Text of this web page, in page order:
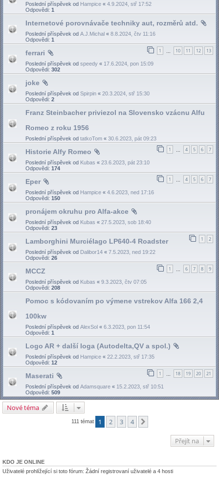
Poslední příspěvek od Hampice « 4.9.2024, stř 17:52
Odpovědi: 1
Internetové porovnávače techniky aut, rozměrů atd.
Poslední příspěvek od A.J.Michal « 8.8.2024, čtv 11:16
Odpovědi: 1
1 10 11 12 13
ferrari
Poslední příspěvek od speedy « 17.6.2024, pon 15:09
Odpovědi: 302
joke
Poslední příspěvek od Spirpin « 20.3.2024, stř 15:30
Odpovědi: 2
Franz Steinbacher priviezol na Slovensko vzácnu Alfu
Romeo z roku 1956
Poslední příspěvek od tatkoTom « 30.6.2023, pát 09:23
1 4 5 6 7
Historie Alfy Romeo
Poslední příspěvek od Kubas « 23.6.2023, pát 23:10
Odpovědi: 174
1 4 5 6 7
Eper
Poslední příspěvek od Hampice « 4.6.2023, ned 17:16
Odpovědi: 150
pronájem okruhu pro Alfa-akce
Poslední příspěvek od Kubas « 27.5.2023, sob 18:40
Odpovědi: 23
1 2
Lamborghini Murciélago LP640-4 Roadster
Poslední příspěvek od Dalibor14 « 7.5.2023, ned 19:22
Odpovědi: 26
1 6 7 8 9
MCCZ
Poslední příspěvek od Kubas « 9.3.2023, čtv 07:05
Odpovědi: 208
Pomoc s kódovaním po výmene vstrekov Alfa 166 2,4
100kw
Poslední příspěvek od AlexSol « 6.3.2023, pon 11:54
Odpovědi: 1
Logo AR + další loga (Autodelta,QV a spol.)
Poslední příspěvek od Hampice « 22.2.2023, stř 17:35
Odpovědi: 12
1 18 19 20 21
Maserati
Poslední příspěvek od Adamsquare « 15.2.2023, stř 10:51
Odpovědi: 509
Nové téma
111 témat 1 2 3 4
Přejít na
KDO JE ONLINE
Uživatelé prohlížející si toto fórum: Žádní registrovaní uživatelé a 4 hosti